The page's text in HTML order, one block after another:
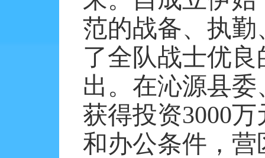
范的战备、执
了全队战士优
出。在沁源县
获得投资3000万
和办公条件，